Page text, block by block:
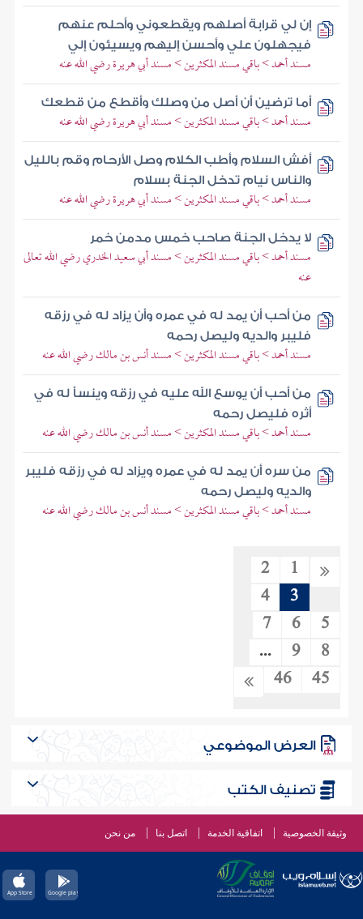
إن لي قرابة أصلهم ويقطعوني وأحلم عنهم
فيجهلون علي وأحسن إليهم ويسيئون إلي
مسند أحمد > باقي مسند المكثرين > مسند أبي هريرة رضي الله عنه
أما ترضين أن أصل من وصلك وأقطع من قطعك
مسند أحمد > باقي مسند المكثرين > مسند أبي هريرة رضي الله عنه
أفش السلام وأطب الكلام وصل الأرحام وقم بالليل
والناس نيام تدخل الجنة بسلام
مسند أحمد > باقي مسند المكثرين > مسند أبي هريرة رضي الله عنه
لا يدخل الجنة صاحب خمس مدمن خمر
مسند أحمد > باقي مسند المكثرين > مسند أبي سعيد الخدري رضي الله تعالى
عنه
من أحب أن يمد له في عمره وأن يزاد له في رزقه
فليبر والديه وليصل رحمه
مسند أحمد > باقي مسند المكثرين > مسند أنس بن مالك رضي الله عنه
من أحب أن يوسع الله عليه في رزقه وينسأ له في
أثره فليصل رحمه
مسند أحمد > باقي مسند المكثرين > مسند أنس بن مالك رضي الله عنه
من سره أن يمد له في عمره ويزاد له في رزقه فليبر
والديه وليصل رحمه
مسند أحمد > باقي مسند المكثرين > مسند أنس بن مالك رضي الله عنه
1
2
3
4
5
6
7
8
9
...
45
46
العرض الموضوعي
تصنيف الكتب
وثيقة الخصوصية اتفاقية الخدمة اتصل بنا من نحن